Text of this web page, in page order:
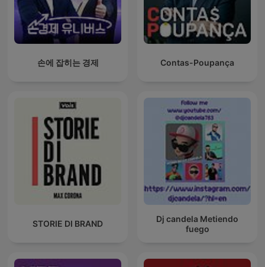
손에 잡히는 경제 Contas-Poupança
STORIE DI BRAND
Dj candela Metiendo
fuego